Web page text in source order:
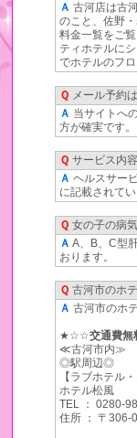
Ａ 古河店は古
のこと、佐野
料金一覧をご
ティホテルに
でホテルのフ
Ｑ メール予約
Ａ 当サイトへ
方が確実です。
Ｑ サービス内
Ａ ヘルスサー
に記載されて
Ｑ 女の子の病
Ａ A、B、C型
おります。
Ｑ 古河市のホ
Ａ 古河市のホ
★☆☆交通費無
≪古河市内≫
◎駅周辺◎
【ラブホテル
ホテル松風
TEL ： 0280-
住所 ： 〒306-